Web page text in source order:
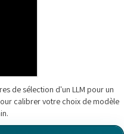
de sélection d'un LLM pour un
calibrer votre choix de modèle